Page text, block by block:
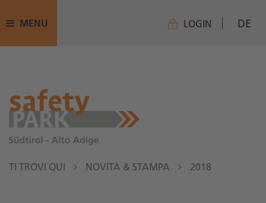
MENU LOGIN DE
TI TROVI QUI NOVITÀ & STAMPA 2018